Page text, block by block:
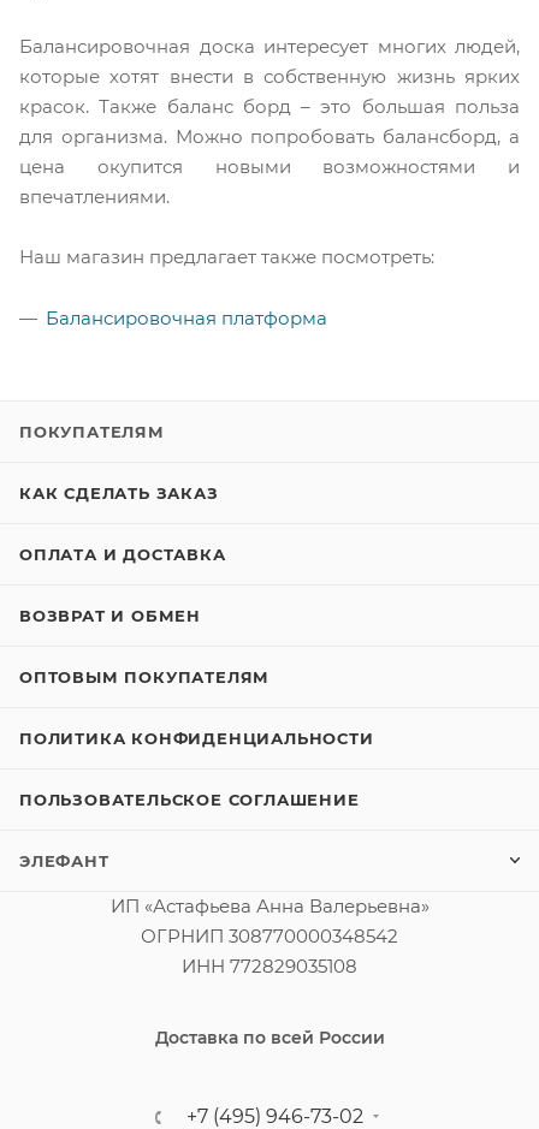
Балансировочная доска интересует многих людей,
которые хотят внести в собственную жизнь ярких
красок. Также баланс борд – это большая польза
для организма. Можно попробовать балансборд, а
цена окупится новыми возможностями и
впечатлениями.
Наш магазин предлагает также посмотреть:
Балансировочная платформа
ПОКУПАТЕЛЯМ
КАК СДЕЛАТЬ ЗАКАЗ
ОПЛАТА И ДОСТАВКА
ВОЗВРАТ И ОБМЕН
ОПТОВЫМ ПОКУПАТЕЛЯМ
ПОЛИТИКА КОНФИДЕНЦИАЛЬНОСТИ
ПОЛЬЗОВАТЕЛЬСКОЕ СОГЛАШЕНИЕ
ЭЛЕФАНТ
ИП «Астафьева Анна Валерьевна»
ОГРНИП 308770000348542
ИНН 772829035108
Доставка по всей России
+7 (495) 946-73-02